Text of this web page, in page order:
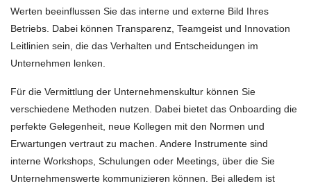
Werten beeinflussen Sie das interne und externe Bild Ihres
Betriebs. Dabei können Transparenz, Teamgeist und Innovation
Leitlinien sein, die das Verhalten und Entscheidungen im
Unternehmen lenken.
Für die Vermittlung der Unternehmenskultur können Sie
verschiedene Methoden nutzen. Dabei bietet das Onboarding die
perfekte Gelegenheit, neue Kollegen mit den Normen und
Erwartungen vertraut zu machen. Andere Instrumente sind
interne Workshops, Schulungen oder Meetings, über die Sie
Unternehmenswerte kommunizieren können. Bei alledem ist